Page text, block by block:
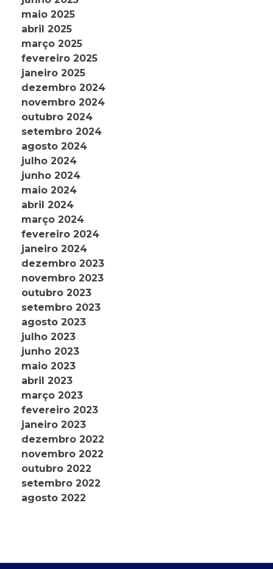
maio 2025
abril 2025
março 2025
fevereiro 2025
janeiro 2025
dezembro 2024
novembro 2024
outubro 2024
setembro 2024
agosto 2024
julho 2024
junho 2024
maio 2024
abril 2024
março 2024
fevereiro 2024
janeiro 2024
dezembro 2023
novembro 2023
outubro 2023
setembro 2023
agosto 2023
julho 2023
junho 2023
maio 2023
abril 2023
março 2023
fevereiro 2023
janeiro 2023
dezembro 2022
novembro 2022
outubro 2022
setembro 2022
agosto 2022